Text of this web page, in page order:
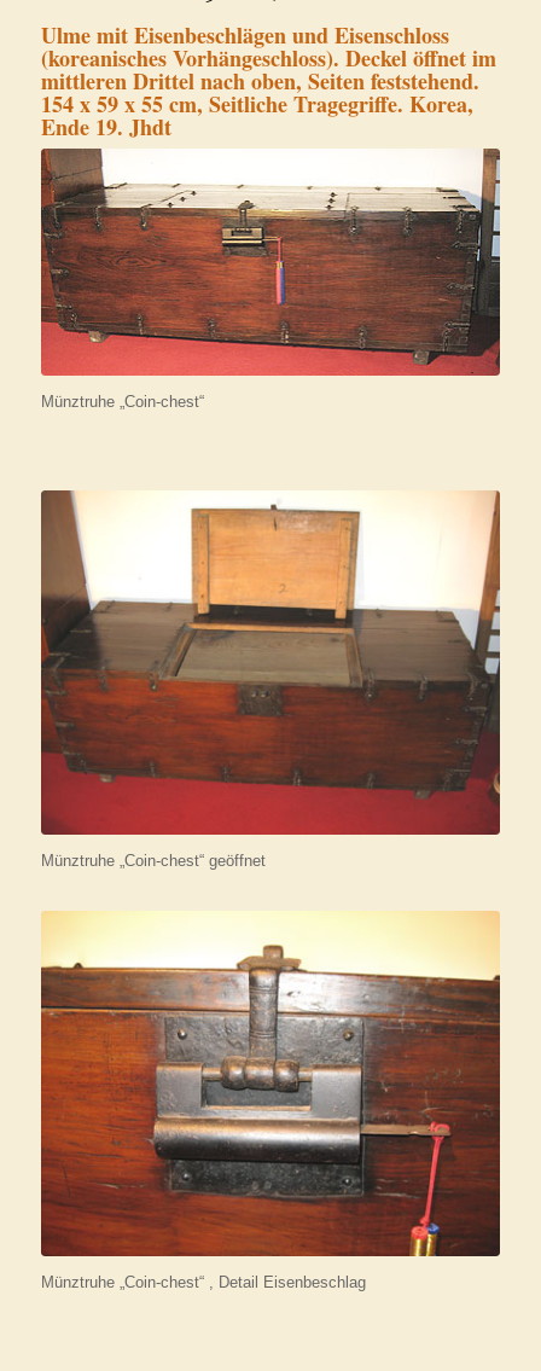
Ulme mit Eisenbeschlägen und Eisenschloss
(koreanisches Vorhängeschloss). Deckel öffnet im
mittleren Drittel nach oben, Seiten feststehend.
154 x 59 x 55 cm, Seitliche Tragegriffe. Korea,
Ende 19. Jhdt
Münztruhe „Coin-chest“
Münztruhe „Coin-chest“ geöffnet
Münztruhe „Coin-chest“ , Detail Eisenbeschlag